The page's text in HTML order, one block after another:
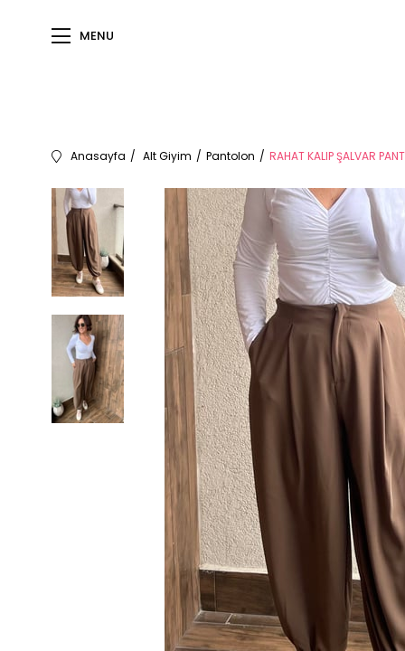
MENU
Anasayfa Alt Giyim Pantolon RAHAT KALIP ŞALVAR